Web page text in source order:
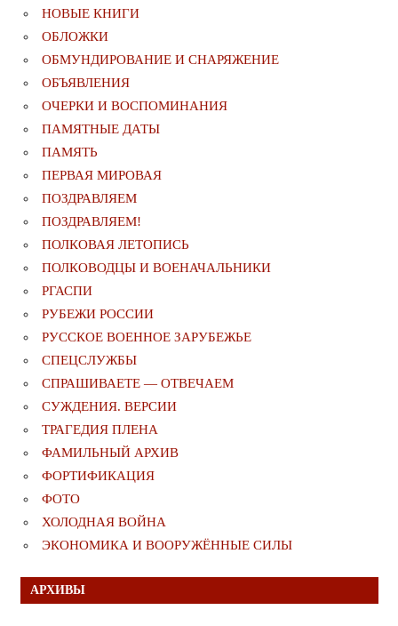
НОВЫЕ КНИГИ
ОБЛОЖКИ
ОБМУНДИРОВАНИЕ И СНАРЯЖЕНИЕ
ОБЪЯВЛЕНИЯ
ОЧЕРКИ И ВОСПОМИНАНИЯ
ПАМЯТНЫЕ ДАТЫ
ПАМЯТЬ
ПЕРВАЯ МИРОВАЯ
ПОЗДРАВЛЯЕМ
ПОЗДРАВЛЯЕМ!
ПОЛКОВАЯ ЛЕТОПИСЬ
ПОЛКОВОДЦЫ И ВОЕНАЧАЛЬНИКИ
РГАСПИ
РУБЕЖИ РОССИИ
РУССКОЕ ВОЕННОЕ ЗАРУБЕЖЬЕ
СПЕЦСЛУЖБЫ
СПРАШИВАЕТЕ — ОТВЕЧАЕМ
СУЖДЕНИЯ. ВЕРСИИ
ТРАГЕДИЯ ПЛЕНА
ФАМИЛЬНЫЙ АРХИВ
ФОРТИФИКАЦИЯ
ФОТО
ХОЛОДНАЯ ВОЙНА
ЭКОНОМИКА И ВООРУЖЁННЫЕ СИЛЫ
АРХИВЫ